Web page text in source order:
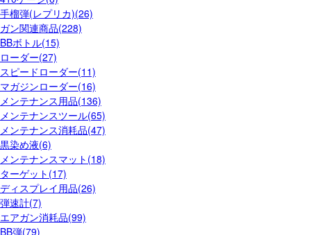
手榴弾(レプリカ)(26)
ガン関連商品(228)
BBボトル(15)
ローダー(27)
スピードローダー(11)
マガジンローダー(16)
メンテナンス用品(136)
メンテナンスツール(65)
メンテナンス消耗品(47)
黒染め液(6)
メンテナンスマット(18)
ターゲット(17)
ディスプレイ用品(26)
弾速計(7)
エアガン消耗品(99)
BB弾(79)